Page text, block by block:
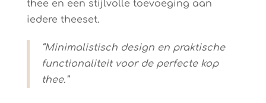
thee en een stijlvolle toevoeging aan
iedere theeset.
“Minimalistisch design en praktische
functionaliteit voor de perfecte kop
thee.”